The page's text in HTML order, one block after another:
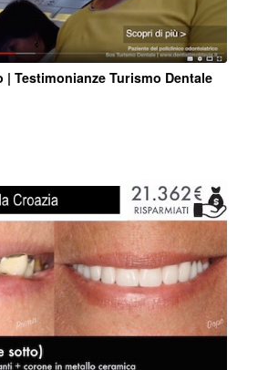
| Testimonianze Turismo Dentale